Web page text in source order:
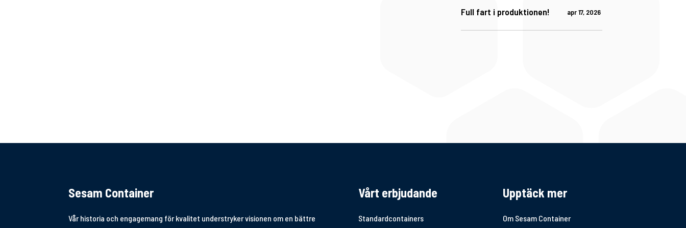
apr 17, 2026
Full fart i produktionen!
Sesam Container
Vår historia och engagemang för kvalitet understryker visionen om en bättre
Vårt erbjudande
Standardcontainers
Upptäck mer
Om Sesam Container